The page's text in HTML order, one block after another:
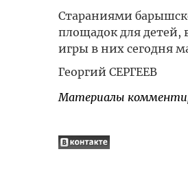
Стараниями
площадок для детей,
игры в них сегодня
Георгий СЕРГЕЕВ
Материалы